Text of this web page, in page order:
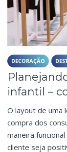
DECORAÇÃO
infantil –
O layout de uma
compra dos
maneira
cliente seja